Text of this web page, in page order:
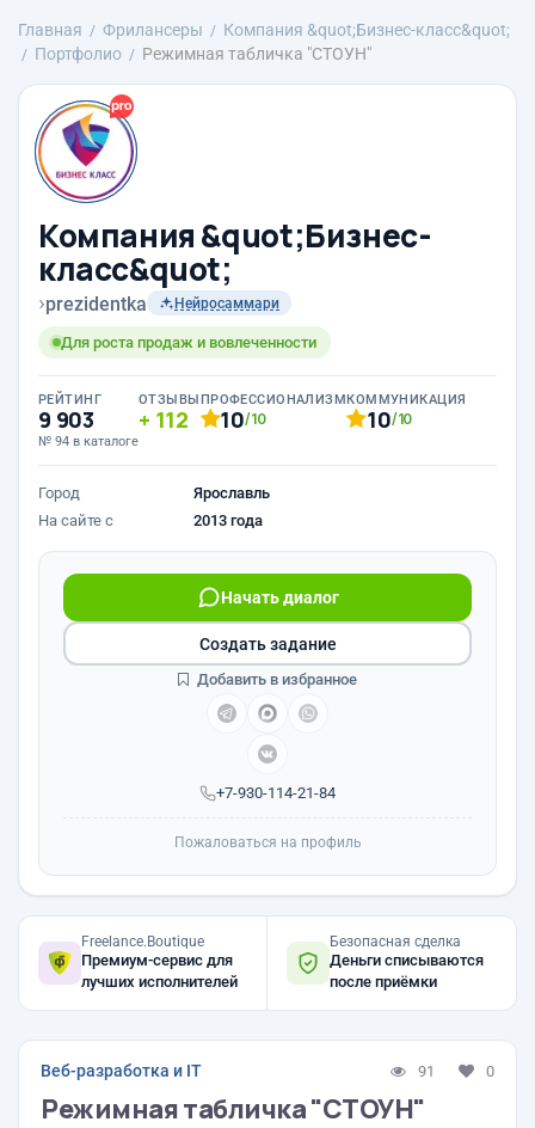
Главная Фрилансеры
Компания &quot;Бизнес-класс&quot;
Портфолио
Режимная табличка "СТОУН"
Компания &quot;Бизнес-
класс&quot;
›prezidentka Нейросаммари
Для роста продаж и вовлеченности
РЕЙТИНГ
9 903
№ 94 в каталоге
ОТЗЫВЫ
112
ПРОФЕССИОНАЛИЗМ
10/10
КОММУНИКАЦИЯ
10/10
Город
Ярославль
На сайте с
2013 года
+7-930-114-21-84
Начать диалог
Создать задание
Добавить в избранное
Пожаловаться на профиль
Freelance.Boutique
Премиум-сервис для
лучших исполнителей
Безопасная сделка
Деньги списываются
после приёмки
Веб-разработка и IT 91 0
Режимная табличка "СТОУН"